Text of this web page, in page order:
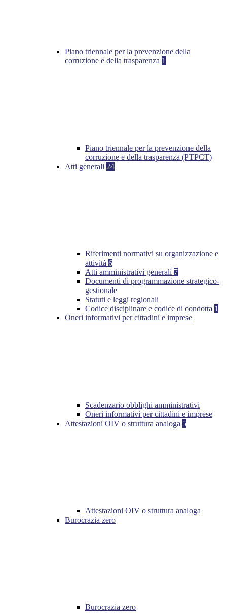
Piano triennale per la prevenzione della
corruzione e della trasparenza 1
Piano triennale per la prevenzione della
corruzione e della trasparenza (PTPCT)
Atti generali 24
Riferimenti normativi su organizzazione e
attività 6
Atti amministrativi generali 7
Documenti di programmazione strategico-
gestionale
Statuti e leggi regionali
Codice disciplinare e codice di condotta 1
Oneri informativi per cittadini e imprese
Scadenzario obblighi amministrativi
Oneri informativi per cittadini e imprese
Attestazioni OIV o struttura analoga 5
Attestazioni OIV o struttura analoga
Burocrazia zero
Burocrazia zero